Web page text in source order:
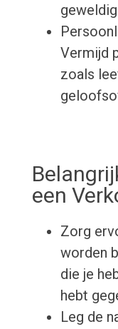
Vermijd
zoals
een
Zorg
worden
die je
hebt
Leg de